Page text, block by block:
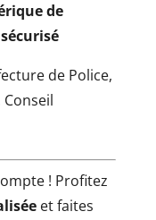
de
de Police,
! Profitez
et faites